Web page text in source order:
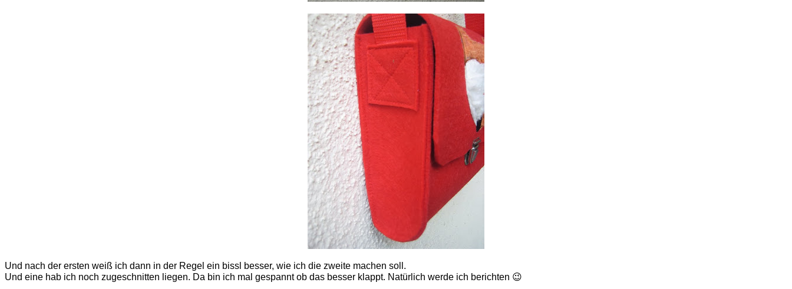
Und nach der ersten weiß ich dann in der Regel ein bissl besser, wie ich die zweite machen soll.
Und eine hab ich noch zugeschnitten liegen. Da bin ich mal gespannt ob das besser klappt. Natürlich werde ich berichten 😉